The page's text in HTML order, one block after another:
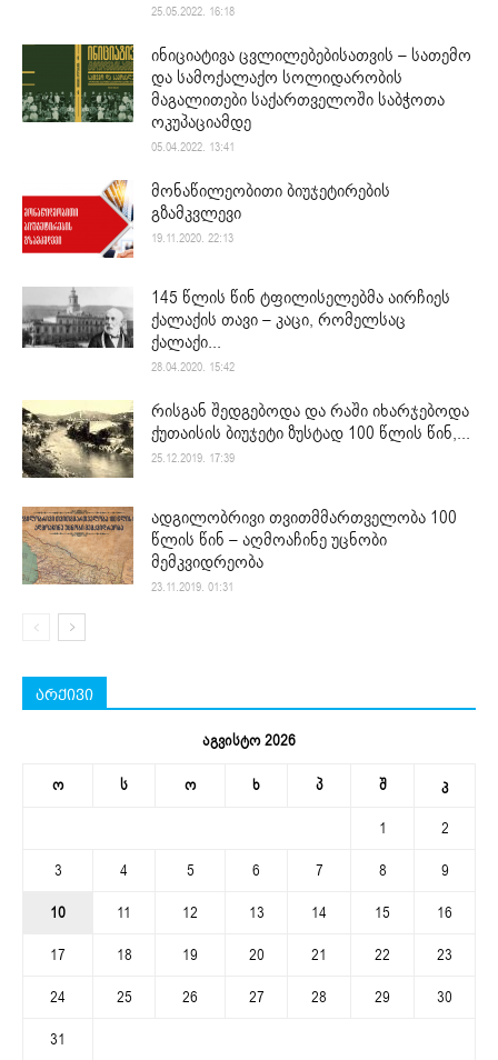
25.05.2022. 16:18
ინიციატივა ცვლილებებისათვის – სათემო
და სამოქალაქო სოლიდარობის
მაგალითები საქართველოში საბჭოთა
ოკუპაციამდე
05.04.2022. 13:41
მონაწილეობითი ბიუჯეტირების
გზამკვლევი
19.11.2020. 22:13
145 წლის წინ ტფილისელებმა აირჩიეს
ქალაქის თავი – კაცი, რომელსაც
ქალაქი...
28.04.2020. 15:42
რისგან შედგებოდა და რაში იხარჯებოდა
ქუთაისის ბიუჯეტი ზუსტად 100 წლის წინ,...
25.12.2019. 17:39
ადგილობრივი თვითმმართველობა 100
წლის წინ – აღმოაჩინე უცნობი
მემკვიდრეობა
23.11.2019. 01:31
არქივი
აგვისტო 2026
ო ს ო ხ პ შ კ
1
2
3
4 5 6 7 8
9
10
11 12 13 14 15
16
17
18 19 20 21 22
23
24
25 26 27 28 29
30
31